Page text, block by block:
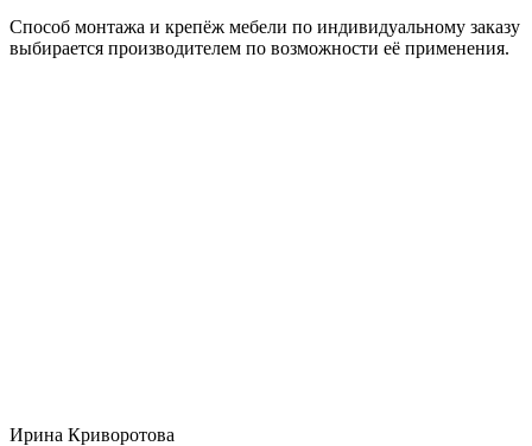
Способ монтажа и крепёж мебели по индивидуальному заказу
выбирается производителем по возможности её применения.
Ирина Криворотова